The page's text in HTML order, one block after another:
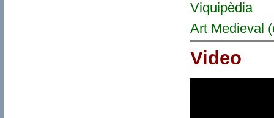
Viquipèdia
Art Medieval
Video